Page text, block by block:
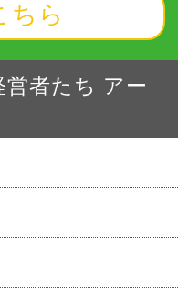
ちら
者たち アー